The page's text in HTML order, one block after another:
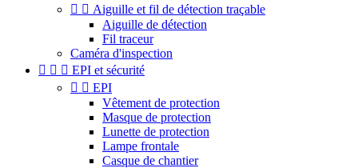
  Aiguille et fil de détection traçable
Aiguille de détection
Fil traceur
Caméra d'inspection
   EPI et sécurité
  EPI
Vêtement de protection
Masque de protection
Lunette de protection
Lampe frontale
Casque de chantier